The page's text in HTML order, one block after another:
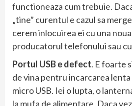
functioneaza cum trebuie.
„tine” curentul e cazul sa
cerem inlocuirea ei cu una
producatorul telefonului sau
Portul USB e defect. E foarte
de vina pentru incarcarea lenta
micro USB. Iei o lupta, o
la mufa de alimentare. Daca